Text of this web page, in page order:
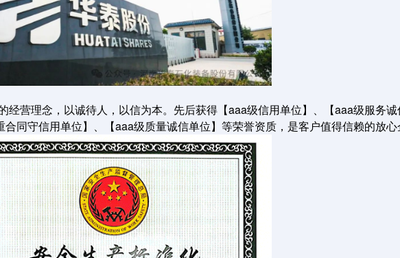
经营理念，以诚待人，以信为本。先后获得【aaa级信用单位】、【aaa级服务
同守信用单位】、【aaa级质量诚信单位】等荣誉资质，是客户值得信赖的放